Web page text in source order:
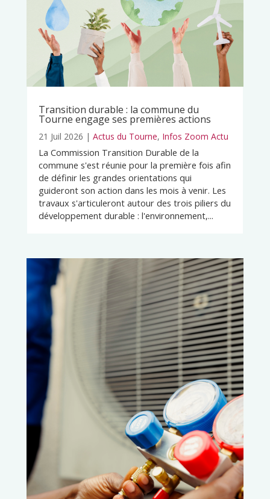
Transition durable : la commune du
Tourne engage ses premières actions
21 Juil 2026 | Actus du Tourne, Infos Zoom Actu
La Commission Transition Durable de la
commune s'est réunie pour la première fois afin
de définir les grandes orientations qui
guideront son action dans les mois à venir. Les
travaux s'articuleront autour des trois piliers du
développement durable : l'environnement,...